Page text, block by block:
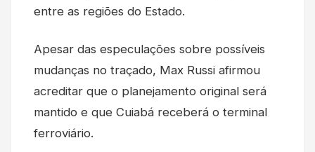
entre as regiões do Estado.
Apesar das especulações sobre possíveis
mudanças no traçado, Max Russi afirmou
acreditar que o planejamento original será
mantido e que Cuiabá receberá o terminal
ferroviário.